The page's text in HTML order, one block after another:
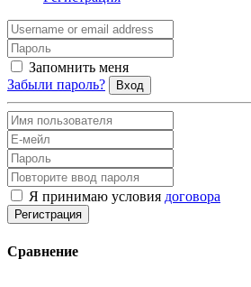
Запомнить меня
Забыли пароль?
Вход
Я принимаю условия договора
Регистрация
Сравнение